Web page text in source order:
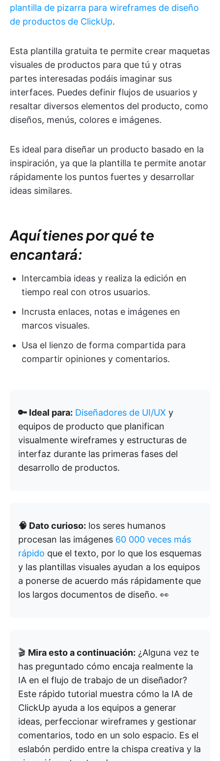
plantilla de pizarra para wireframes de diseño
de productos de ClickUp.
Esta plantilla gratuita te permite crear maquetas
visuales de productos para que tú y otras
partes interesadas podáis imaginar sus
interfaces. Puedes definir flujos de usuarios y
resaltar diversos elementos del producto, como
diseños, menús, colores e imágenes.
Es ideal para diseñar un producto basado en la
inspiración, ya que la plantilla te permite anotar
rápidamente los puntos fuertes y desarrollar
ideas similares.
Aquí tienes por qué te
encantará:
Intercambia ideas y realiza la edición en
tiempo real con otros usuarios.
Incrusta enlaces, notas e imágenes en
marcos visuales.
Usa el lienzo de forma compartida para
compartir opiniones y comentarios.
🔑 Ideal para: Diseñadores de UI/UX y
equipos de producto que planifican
visualmente wireframes y estructuras de
interfaz durante las primeras fases del
desarrollo de productos.
🧠 Dato curioso: los seres humanos
procesan las imágenes 60 000 veces más
rápido que el texto, por lo que los esquemas
y las plantillas visuales ayudan a los equipos
a ponerse de acuerdo más rápidamente que
los largos documentos de diseño. 👀
🎬 Mira esto a continuación: ¿Alguna vez te
has preguntado cómo encaja realmente la
IA en el flujo de trabajo de un diseñador?
Este rápido tutorial muestra cómo la IA de
ClickUp ayuda a los equipos a generar
ideas, perfeccionar wireframes y gestionar
comentarios, todo en un solo espacio. Es el
eslabón perdido entre la chispa creativa y la